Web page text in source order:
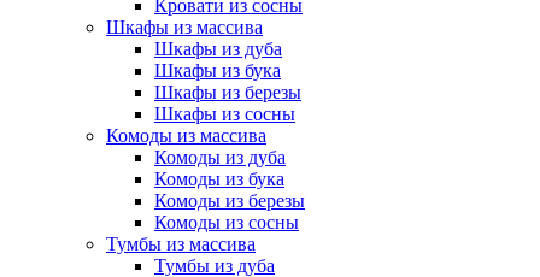
Кровати из сосны
Шкафы из массива
Шкафы из дуба
Шкафы из бука
Шкафы из березы
Шкафы из сосны
Комоды из массива
Комоды из дуба
Комоды из бука
Комоды из березы
Комоды из сосны
Тумбы из массива
Тумбы из дуба